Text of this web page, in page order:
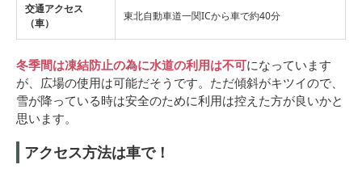
交通アクセス
（車）
東北自動車道一関ICから車で約40分
冬季間は凍結防止の為に水道の利用は不可になっています
が、広場の使用は可能だそうです。ただ傾斜がキツイので、
雪が降っている時は安全のために利用は控えた方が良いかと
思います。
アクセス方法は車で！